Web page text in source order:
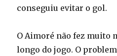
conseguiu evitar o gol.
O Aimoré não fez muito
longo do jogo. O